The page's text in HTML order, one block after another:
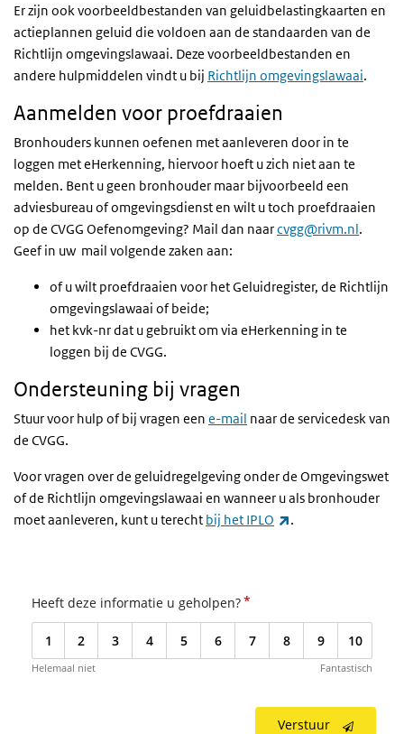
Er zijn ook voorbeeldbestanden van geluidbelastingkaarten en
actieplannen geluid die voldoen aan de standaarden van de
Richtlijn omgevingslawaai. Deze voorbeeldbestanden en
andere hulpmiddelen vindt u bij Richtlijn omgevingslawaai.
Aanmelden voor proefdraaien
Bronhouders kunnen oefenen met aanleveren door in te
loggen met eHerkenning, hiervoor hoeft u zich niet aan te
melden. Bent u geen bronhouder maar bijvoorbeeld een
adviesbureau of omgevingsdienst en wilt u toch proefdraaien
op de CVGG Oefenomgeving? Mail dan naarcvgg@rivm.nl.
Geef in uw mail volgende zaken aan:
of u wilt proefdraaien voor het Geluidregister, de Richtlijn
omgevingslawaai of beide;
het kvk-nr dat u gebruikt om via eHerkenning in te
loggen bij de CVGG.
Ondersteuning bij vragen
Stuur voor hulp of bij vragen een e-mail naar de servicedesk van
de CVGG.
Voor vragen over de geluidregelgeving onder de Omgevingswet
of de Richtlijn omgevingslawaai en wanneer u als bronhouder
moet aanleveren, kunt u terecht bij het IPLO (externe link)
.
Heeft deze informatie u geholpen?*
1 2 3 4 5 6 7 8 9 10
Helemaal niet Fantastisch
Verstuur